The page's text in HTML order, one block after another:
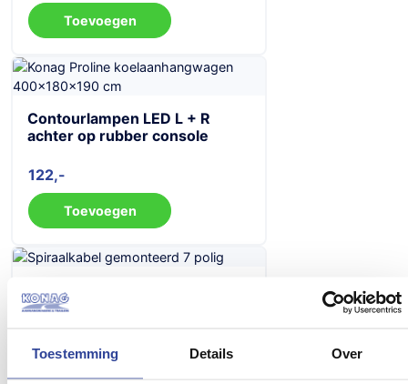
Toestemming Details Over
Toevoegen
Contourlampen LED L + R
achter op rubber console
122
Toevoegen
Spiraalkabel gemonteerd 7
polig
122